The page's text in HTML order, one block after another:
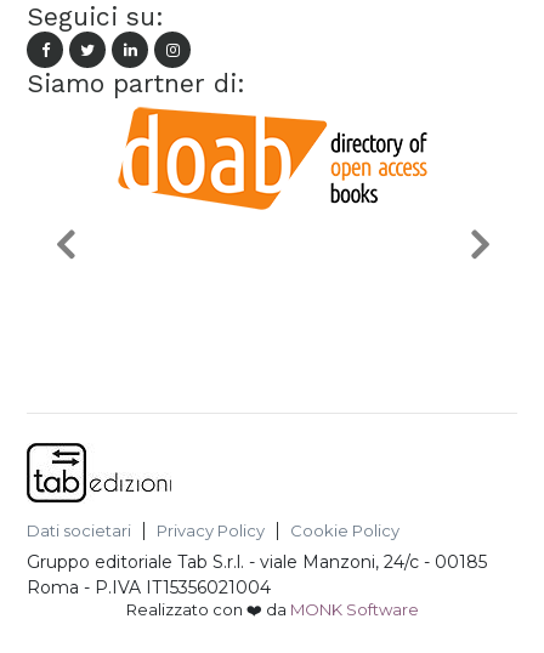
Seguici su:
Siamo partner di:
Dati societari Privacy Policy Cookie Policy
Gruppo editoriale Tab S.r.l. -viale Manzoni, 24/c - 00185
Roma - P.IVA IT15356021004
Realizzato con ❤️ da MONK Software